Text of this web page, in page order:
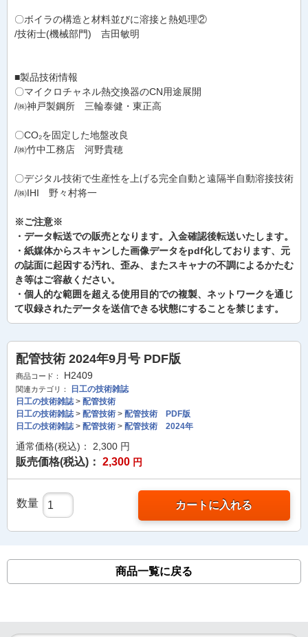
〇ボイラの構造と材料並びに溶接と熱処理②
/技術士(機械部門) 吉田敏明
■製品技術情報
〇マイクロチャネル熱交換器のCN用途展開
/㈱神戸製鋼所 三輪泰健・東正高
〇CO₂を固定した地盤改良
/㈱竹中工務店 河野貴穂
〇デジタル技術で生産性を上げる完全自動と遠隔半自動溶接技術
/㈱IHI 野々村将一
※ご注意※
・データ転送での販売となります。入金確認後転送いたします。
・紙媒体からスキャンした画像データをpdf化しております、元
の誌面に起因する汚れ、歪み、またスキャナの不調によるかたむ
き等はご容赦ください。
・個人的な範囲を超える使用目的での複製、ネットワークを通じ
て収録されたデータを送信できる状態にすることを禁じます。
配管技術 2024年9月号 PDF版
商品コード： H2409
関連カテゴリ：
日工の技術雑誌
日工の技術雑誌> 配管技術
日工の技術雑誌> 配管技術 > 配管技術 PDF版
日工の技術雑誌> 配管技術 > 配管技術 2024年
通常価格(税込)： 2,300 円
販売価格(税込)： 2,300 円
数量 カートに入れる
商品一覧に戻る